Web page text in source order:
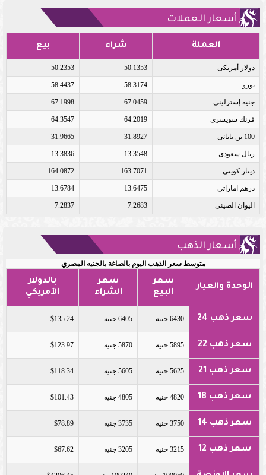
أسعار العملات
العملة شراء بيع
دولار أمريكى 50.1353
50.2353
يورو 58.3174
58.4437
جنيه إسترلينى 67.0459
67.1998
فرنك سويسرى 64.2019
64.3547
100 ين يابانى 31.8927
31.9665
ريال سعودى 13.3548
13.3836
دينار كويتى 163.7071
164.0872
درهم اماراتى 13.6475
13.6784
اليوان الصينى 7.2683
7.2837
أسعار الذهب
متوسط سعر الذهب اليوم بالصاغة بالجنيه المصري
الوحدة والعيار
سعر
البيع
سعر
الشراء
بالدولار
الأمريكي
سعر ذهب 24 6430 جنيه 6405 جنيه $135.24
سعر ذهب 22 5895 جنيه 5870 جنيه $123.97
سعر ذهب 21 5625 جنيه 5605 جنيه $118.34
سعر ذهب 18 4820 جنيه 4805 جنيه $101.43
سعر ذهب 14 3750 جنيه 3735 جنيه $78.89
سعر ذهب 12 3215 جنيه 3205 جنيه $67.62